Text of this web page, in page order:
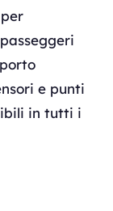
e punti
in tutti i